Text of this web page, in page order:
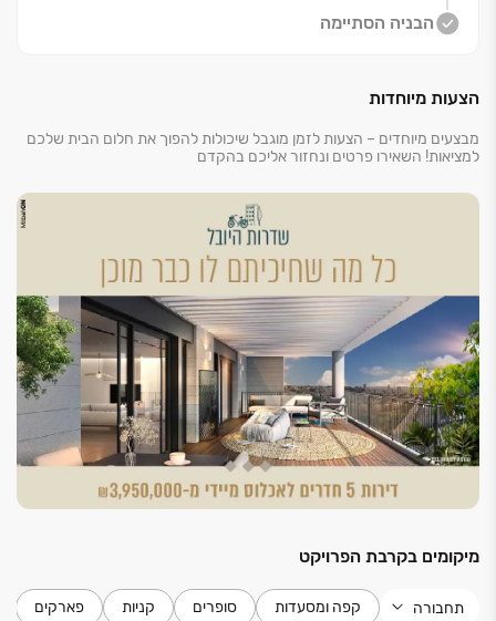
הבניה הסתיימה
הצעות מיוחדות
מבצעים מיוחדים – הצעות לזמן מוגבל שיכולות להפוך את חלום הבית שלכם
למציאות! השאירו פרטים ונחזור אליכם בהקדם
מיקומים בקרבת הפרויקט
תחבורה קפה ומסעדות סופרים קניות פארקים